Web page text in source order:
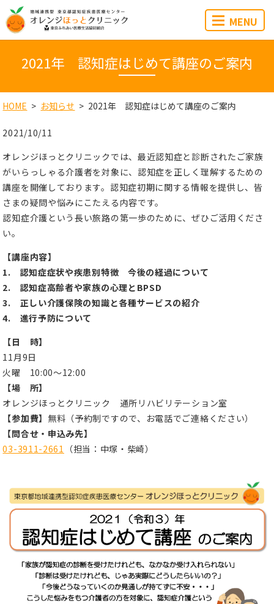
MENU
2021年 認知症はじめて講座のご案内
HOME お知らせ 2021年 認知症はじめて講座のご案内
2021/10/11
オレンジほっとクリニックでは、最近認知症と診断されたご家族
がいらっしゃる介護者を対象に、認知症を正しく理解するための
講座を開催しております。認知症初期に関する情報を提供し、皆
さまの疑問や悩みにこたえる内容です。
認知症介護という長い旅路の第一歩のために、ぜひご活用くださ
い。
【講座内容】
1. 認知症症状や疾患別特徴 今後の経過について
2. 認知症高齢者や家族の心理とBPSD
3. 正しい介護保険の知識と各種サービスの紹介
4. 進行予防について
【日 時】
11月9日
火曜 10:00～12:00
【場 所】
オレンジほっとクリニック 通所リハビリテーション室
【参加費】 無料（予約制ですので、お電話でご連絡ください）
【問合せ・申込み先】
03-3911-2661 （担当：中塚・柴崎）